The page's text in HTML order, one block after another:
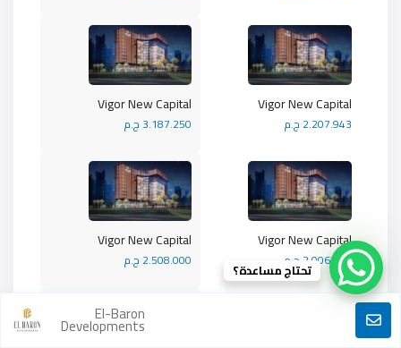
Vigor New Capital
3.187.250 ج.م
Vigor New Capital
2.207.943 ج.م
Vigor New Capital
2.508.000 ج.م
Vigor New Capital
2.006.400 ج.متحتاج مساعدة؟
El-Baron
Developments